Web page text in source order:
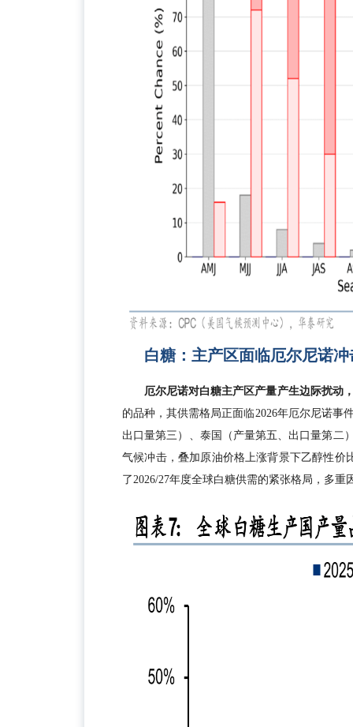
白糖：主产区面临厄尔尼诺
厄尔尼诺对白糖主产区产量产生边际扰动
的品种，其供需格局正面临2026年厄尔尼诺事
出口量第三）、泰国（产量第五、出口量第二
气候冲击，叠加原油价格上涨背景下乙醇性价
了2026/27年度全球白糖供需的紧张格局，多